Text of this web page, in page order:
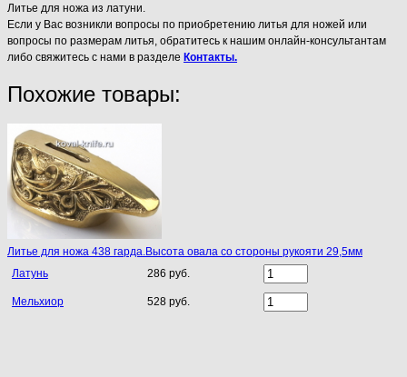
Литье для ножа из латуни.
Если у Вас возникли вопросы по приобретению литья для ножей или
вопросы по размерам литья, обратитесь к нашим онлайн-консультантам
либо свяжитесь с нами в разделе Контакты.
Похожие товары:
Литье для ножа 438 гарда.Высота овала со стороны рукояти 29,5мм
Латунь
286 руб.
Мельхиор 528 руб.